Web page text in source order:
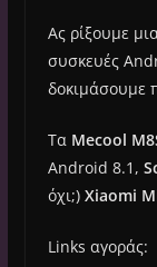
Ας ρίξουμε
συσκευές
δοκιμάσουμε
Τα Mecool
Android 8.1,
όχι;) Xiaomi
Links αγοράς: